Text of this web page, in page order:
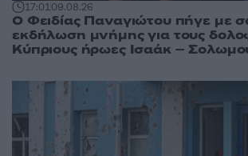
17:0109.08.26
Ο Φειδίας Παναγιώτου πήγε με
εκδήλωση μνήμης για τους
Κύπριους ήρωες Ισαάκ –